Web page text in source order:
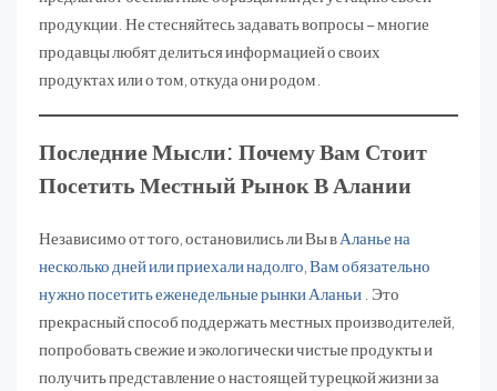
продукции. Не стесняйтесь задавать вопросы – многие
продавцы любят делиться информацией о своих
продуктах или о том, откуда они родом.
Последние Мысли: Почему Вам Стоит
Посетить Местный Рынок В Алании
Независимо от того, остановились ли Вы в Аланье на
несколько дней или приехали надолго, Вам обязательно
нужно посетить еженедельные рынки Аланьи . Это
прекрасный способ поддержать местных производителей,
попробовать свежие и экологически чистые продукты и
получить представление о настоящей турецкой жизни за